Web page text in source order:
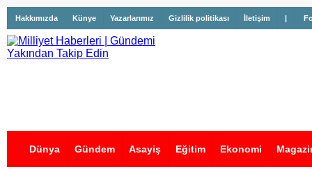
Hakkımızda Künye Yazarlarımız Gizlilik politikası İletişim |
Dünya Gündem Asayiş Eğitim Ekonomi